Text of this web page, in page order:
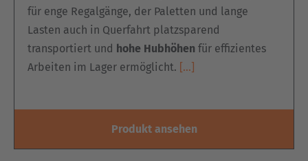
für enge Regalgänge, der Paletten und lange
Lasten auch in Querfahrt platzsparend
transportiert und hohe Hubhöhen für effizientes
Arbeiten im Lager ermöglicht. […]
Produkt ansehen